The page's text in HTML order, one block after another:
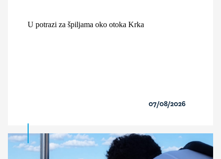
U potrazi za špiljama oko otoka Krka
07/08/2026